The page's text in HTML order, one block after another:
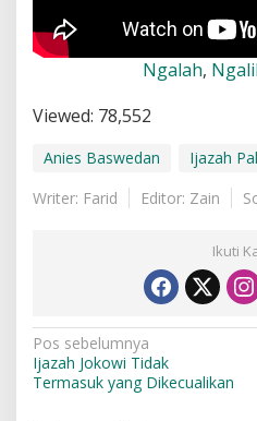
Ngalah,
Viewed: 78,552
Anies Baswedan Ijazah
Writer: Farid
Editor: Zain
Ikuti
N
a
Pos sebelumnya
Ijazah Jokowi Tidak
Termasuk yang Dikecualikan